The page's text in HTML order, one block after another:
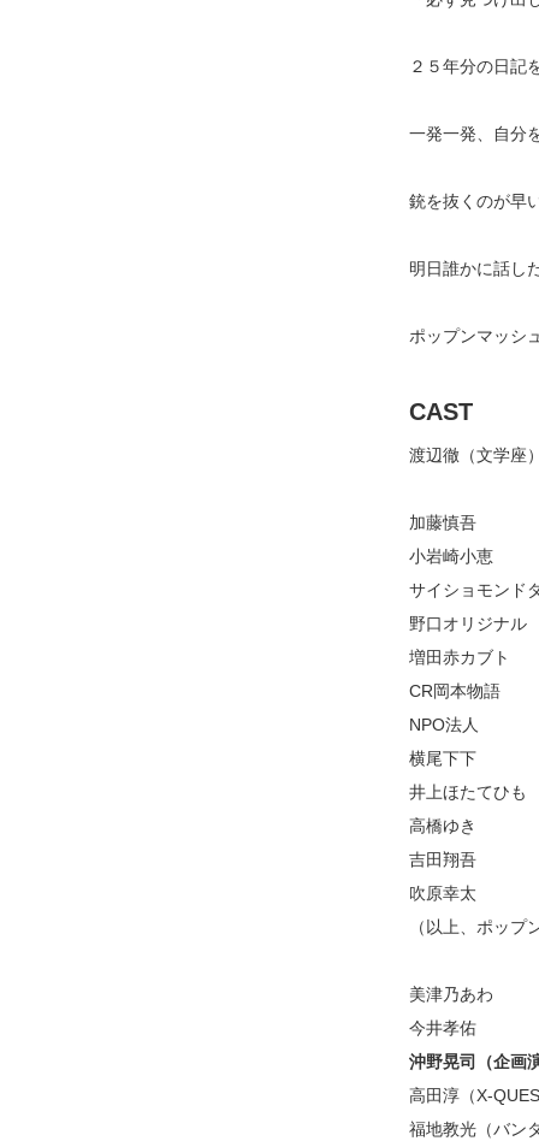
２５年分の日記
一発一発、自
銃を抜くのが早
明日誰かに話し
ポップンマッシ
CAST
渡辺徹（文学座
加藤慎吾
小岩崎小恵
サイショモンド
野口オリジナル
増田赤カブト
CR岡本物語
NPO法人
横尾下下
井上ほたてひも
高橋ゆき
吉田翔吾
吹原幸太
（以上、ポップ
美津乃あわ
今井孝佑
沖野晃司（企画
高田淳（X-
福地教光（バン